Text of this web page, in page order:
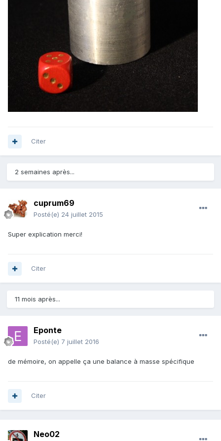
Citer
2 semaines après...
cuprum69
Posté(e) 24 juillet 2015
Super explication merci!
Citer
11 mois après...
Eponte
Posté(e) 7 juillet 2016
de mémoire, on appelle ça une balance à masse spécifique
Citer
Neo02